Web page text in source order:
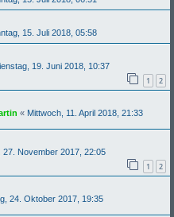
15. Juli 2018, 05:58
19. Juni 2018, 10:37
1 2
« Mittwoch, 11. April 2018, 21:33
27. November 2017, 22:05
1 2
24. Oktober 2017, 19:35